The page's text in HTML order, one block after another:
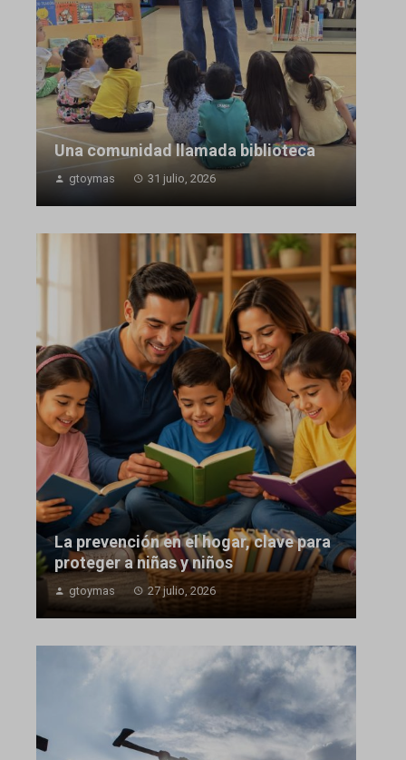
Una comunidad llamada biblioteca
gtoymas 31 julio, 2026
La prevención en el hogar, clave para
proteger a niñas y niños
gtoymas 27 julio, 2026